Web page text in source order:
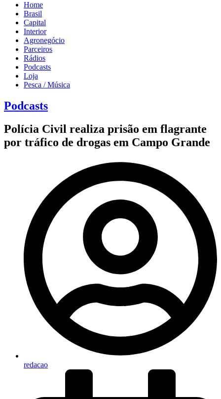
Home
Brasil
Capital
Interior
Agronegócio
Parceiros
Rádios
Podcasts
Loja
Pesca / Música
Podcasts
Polícia Civil realiza prisão em flagrante
por tráfico de drogas em Campo Grande
redacao